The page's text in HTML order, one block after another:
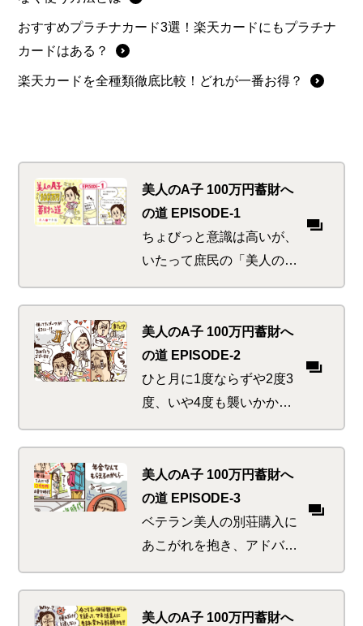
おすすめプラチナカード3選！楽天カードにもプラチナ
カードはある？
楽天カードを全種類徹底比較！どれが一番お得？
美人のA子 100万円蓄財へ
の道 EPISODE-1
ちょびっと意識は高いが、
いたって庶民の「美人のA
子」がマネ活に目覚めるま
での『始まりの物語』。見
栄と涙と神と日焼けのショ
ートストーリーはコチラ
美人のA子 100万円蓄財へ
の道 EPISODE-2
ひと月に1度ならずや2度3
度、いや4度も襲いかかっ
た「ウエディング・ハリケ
ーン」。お年頃の美人たち
にはいつでも起こりうる危
機の乗り切り方とは
美人のA子 100万円蓄財へ
の道 EPISODE-3
ベテラン美人の別荘購入に
あこがれを抱き、アドバイ
スをもらいたいA子。野を
超え山を越え行く先々で見
かける現代日本の長寿トレ
美人のA子 100万円蓄財へ